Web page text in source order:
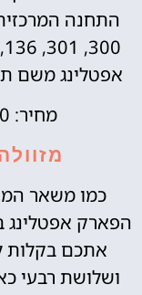
התחנה
אפטלינג משם
מחיר: 70 שקלים לאדם בממוצע
כמו משאר
הפארק אפטלינג
אתכם בקלות
ושלושת רבעי